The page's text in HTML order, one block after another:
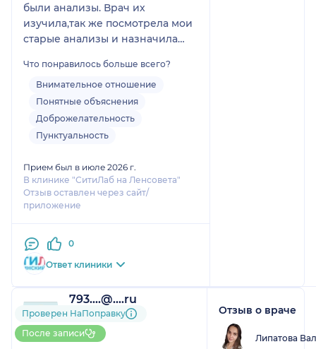
были анализы. Врач их
изучила,так же посмотрела мои
старые анализы и назначила
оптимальным и без лишнего (и
без бадов,что важно для меня).
расписала схему лечения,не
навязывала ничего лишнего,
ответила на вопросы. Мне ещё
другой препарат,если,вдруг,
назначенный не подойдёт
Что понравилось больше всего?
Внимательное отношение
Понятные объяснения
Доброжелательность
Пунктуальность
Прием был в июле 2026 г.
В клинике "СитиЛаб на Ленсовета"
Отзыв оставлен через сайт/
приложение
0
Ответ клиники
793....@....ru
1 отзыв
До 5 записей через
НаПоправку
Проверен НаПоправку
После записи
Отзыв о враче
Липатова